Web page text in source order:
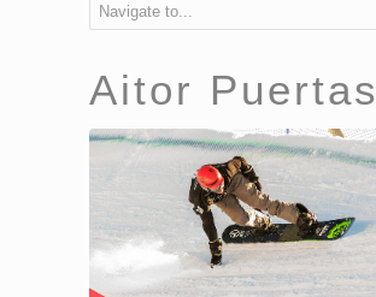
Navigate to...
Aitor Puertas